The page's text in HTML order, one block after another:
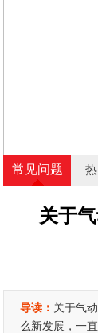
常见问题
关于
导读： 关于气
么新发展，一